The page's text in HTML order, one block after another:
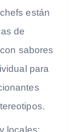
están
de
sabores
para
locales: